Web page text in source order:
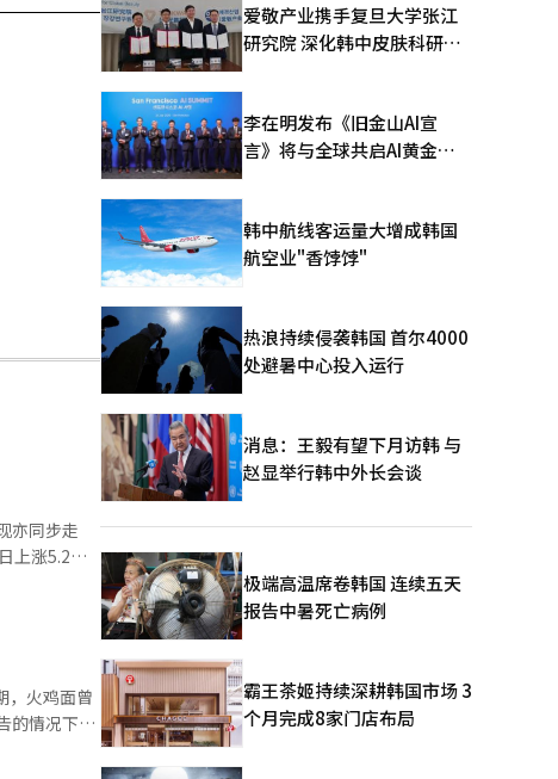
亦同步走
上涨5.2万
的主要动
。 从
入，推动业
等新兴业
由15%下
，火鸡面曾
的情况下，
普通食品
爱敬产业携手复旦大学张江
研究院 深化韩中皮肤科研合
李在明发布《旧金山AI宣
言》将与全球共启AI黄金时
韩中航线客运量大增成韩国
航空业"香饽饽"
热浪持续侵袭韩国 首尔4000
处避暑中心投入运行
消息：王毅有望下月访韩 与
赵显举行韩中外长会谈
极端高温席卷韩国 连续五天
报告中暑死亡病例
霸王茶姬持续深耕韩国市场 3
个月完成8家门店布局